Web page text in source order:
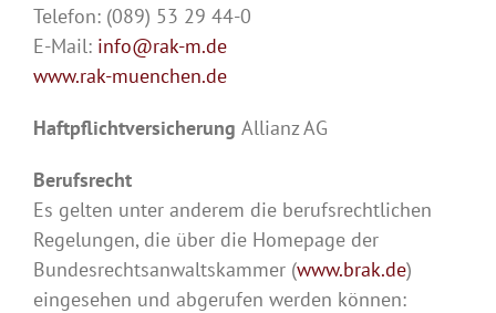
Telefon: (089) 53 29 44-0
E-Mail: info@rak-m.de
www.rak-muenchen.de
Haftpflichtversicherung Allianz AG
Berufsrecht
Es gelten unter anderem die berufsrechtlichen
Regelungen, die über die Homepage der
Bundesrechtsanwaltskammer (www.brak.de)
eingesehen und abgerufen werden können: